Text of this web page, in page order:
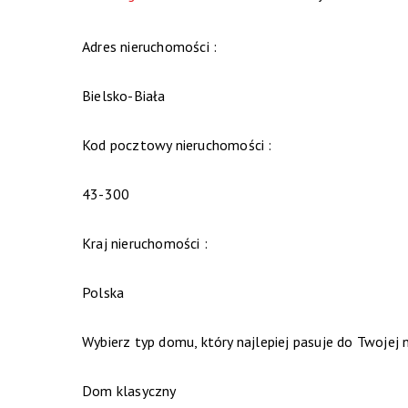
Adres nieruchomości :
Bielsko-Biała
Kod pocztowy nieruchomości :
43-300
Kraj nieruchomości :
Polska
Wybierz typ domu, który najlepiej pasuje do Twojej
Dom klasyczny